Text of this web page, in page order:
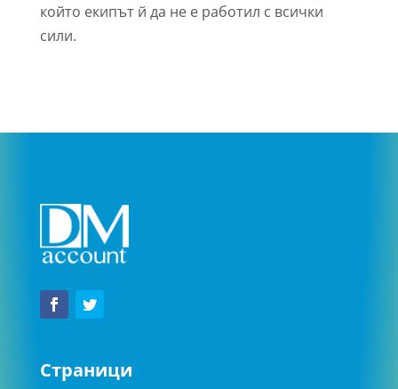
който екипът й да не е работил с всички
сили.
Страници